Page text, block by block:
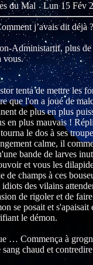
du MalLun 15 Fév
j’avais dit déjà
Administartif, plus
vous.
tenta de mettre les
que l'on a joué de
de plus en plus
en plus mauvais !
le dos à ses
calme, il
bande de larves
et vous les
de champs à ces
des vilains
de rigoler et de
se posait et s'apaisait
le démon.
… Commença à
chaud et